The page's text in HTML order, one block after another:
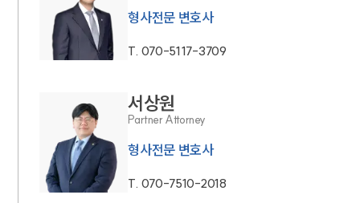
형사전문 변호사
T. 070-5117-3709
서상원
Partner Attorney
형사전문 변호사
T. 070-7510-2018